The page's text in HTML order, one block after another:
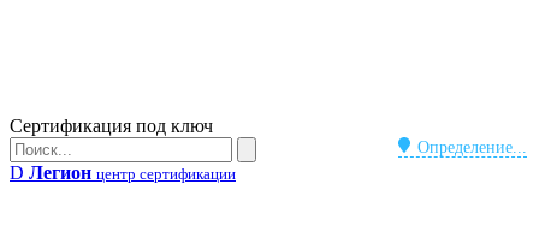
Бейдж
Сертификация под ключ
Определение...
Поиск
Поиск
D Легион центр сертификации